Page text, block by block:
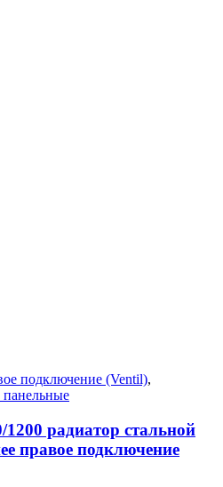
подключение (Ventil),
радиатор стальной
правое подключение